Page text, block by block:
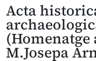
Acta
(Homenatge
M.Josepa